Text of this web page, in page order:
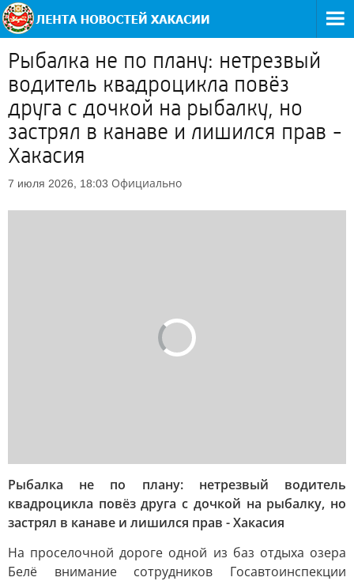
Рыбалка не по плану: нетрезвый
водитель квадроцикла повёз
друга с дочкой на рыбалку, но
застрял в канаве и лишился прав -
Хакасия
7 июля 2026, 18:03 Официально
Рыбалка не по плану: нетрезвый водитель
квадроцикла повёз друга с дочкой на рыбалку, но
застрял в канаве и лишился прав - Хакасия
На проселочной дороге одной из баз отдыха озера
Белё внимание сотрудников Госавтоинспекции